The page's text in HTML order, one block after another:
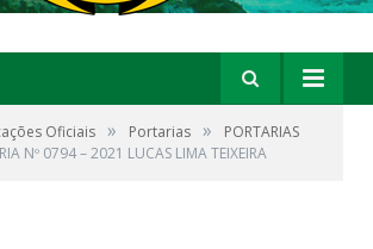
Oficiais » Portarias »
PORTARIAS
Nº 0794 – 2021 LUCAS LIMA TEIXEIRA